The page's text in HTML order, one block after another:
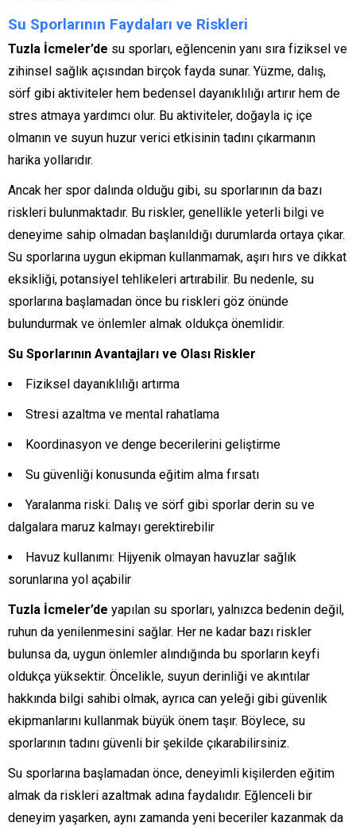
Su Sporlarının Faydaları ve Riskleri
Tuzla İcmeler’de su sporları, eğlencenin yanı sıra fiziksel ve
zihinsel sağlık açısından birçok fayda sunar. Yüzme, dalış,
sörf gibi aktiviteler hem bedensel dayanıklılığı artırır hem de
stres atmaya yardımcı olur. Bu aktiviteler, doğayla iç içe
olmanın ve suyun huzur verici etkisinin tadını çıkarmanın
harika yollarıdır.
Ancak her spor dalında olduğu gibi, su sporlarının da bazı
riskleri bulunmaktadır. Bu riskler, genellikle yeterli bilgi ve
deneyime sahip olmadan başlanıldığı durumlarda ortaya çıkar.
Su sporlarına uygun ekipman kullanmamak, aşırı hırs ve dikkat
eksikliği, potansiyel tehlikeleri artırabilir. Bu nedenle, su
sporlarına başlamadan önce bu riskleri göz önünde
bulundurmak ve önlemler almak oldukça önemlidir.
Su Sporlarının Avantajları ve Olası Riskler
Fiziksel dayanıklılığı artırma
Stresi azaltma ve mental rahatlama
Koordinasyon ve denge becerilerini geliştirme
Su güvenliği konusunda eğitim alma fırsatı
Yaralanma riski: Dalış ve sörf gibi sporlar derin su ve
dalgalara maruz kalmayı gerektirebilir
Havuz kullanımı: Hijyenik olmayan havuzlar sağlık
sorunlarına yol açabilir
Tuzla İcmeler’de yapılan su sporları, yalnızca bedenin değil,
ruhun da yenilenmesini sağlar. Her ne kadar bazı riskler
bulunsa da, uygun önlemler alındığında bu sporların keyfi
oldukça yüksektir. Öncelikle, suyun derinliği ve akıntılar
hakkında bilgi sahibi olmak, ayrıca can yeleği gibi güvenlik
ekipmanlarını kullanmak büyük önem taşır. Böylece, su
sporlarının tadını güvenli bir şekilde çıkarabilirsiniz.
Su sporlarına başlamadan önce, deneyimli kişilerden eğitim
almak da riskleri azaltmak adına faydalıdır. Eğlenceli bir
deneyim yaşarken, aynı zamanda yeni beceriler kazanmak da